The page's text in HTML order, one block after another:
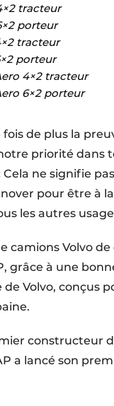
tracteur
porteur
tracteur
porteur
4×2 tracteur
6×2 porteur
fois de plus la
priorité dans
Cela ne signifie
pour être à
les autres
camions Volvo
grâce à une
Volvo, conçus
constructeur
a lancé son